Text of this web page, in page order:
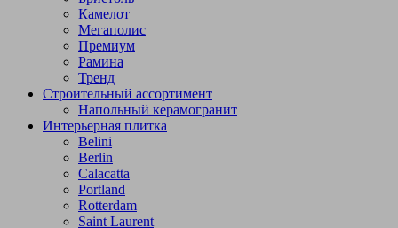
Камелот
Мегаполис
Премиум
Рамина
Тренд
Строительный ассортимент
Напольный керамогранит
Интерьерная плитка
Belini
Berlin
Calacatta
Portland
Rotterdam
Saint Laurent